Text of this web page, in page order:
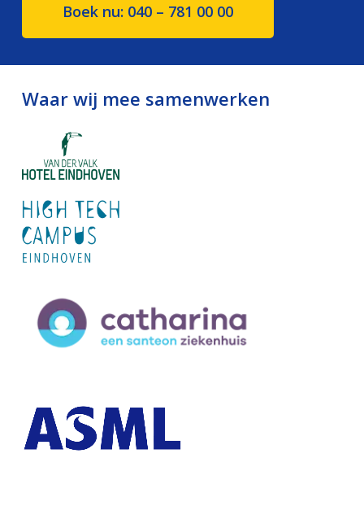
Boek nu: 040 – 781 00 00
Waar wij mee samenwerken